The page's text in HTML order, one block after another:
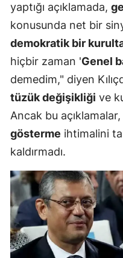
yaptığı açıklamada,
konusunda net bir
demokratik bir
hiçbir zaman 'Genel
demedim," diyen
tüzük değişikliği ve
Ancak bu açıklamalar,
gösterme ihtimalini
kaldırmadı.